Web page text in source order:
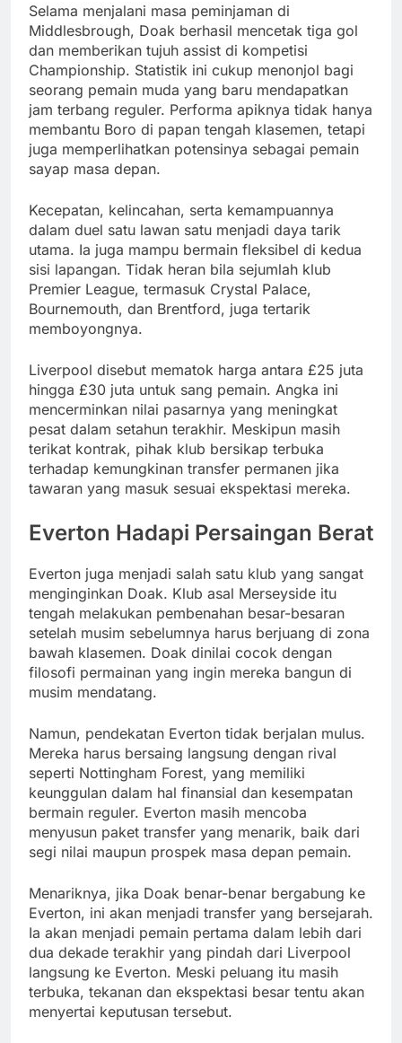
Selama menjalani masa peminjaman di
Middlesbrough, Doak berhasil mencetak tiga gol
dan memberikan tujuh assist di kompetisi
Championship. Statistik ini cukup menonjol bagi
seorang pemain muda yang baru mendapatkan
jam terbang reguler. Performa apiknya tidak hanya
membantu Boro di papan tengah klasemen, tetapi
juga memperlihatkan potensinya sebagai pemain
sayap masa depan.
Kecepatan, kelincahan, serta kemampuannya
dalam duel satu lawan satu menjadi daya tarik
utama. Ia juga mampu bermain fleksibel di kedua
sisi lapangan. Tidak heran bila sejumlah klub
Premier League, termasuk Crystal Palace,
Bournemouth, dan Brentford, juga tertarik
memboyongnya.
Liverpool disebut mematok harga antara £25 juta
hingga £30 juta untuk sang pemain. Angka ini
mencerminkan nilai pasarnya yang meningkat
pesat dalam setahun terakhir. Meskipun masih
terikat kontrak, pihak klub bersikap terbuka
terhadap kemungkinan transfer permanen jika
tawaran yang masuk sesuai ekspektasi mereka.
Everton Hadapi Persaingan Berat
Everton juga menjadi salah satu klub yang sangat
menginginkan Doak. Klub asal Merseyside itu
tengah melakukan pembenahan besar-besaran
setelah musim sebelumnya harus berjuang di zona
bawah klasemen. Doak dinilai cocok dengan
filosofi permainan yang ingin mereka bangun di
musim mendatang.
Namun, pendekatan Everton tidak berjalan mulus.
Mereka harus bersaing langsung dengan rival
seperti Nottingham Forest, yang memiliki
keunggulan dalam hal finansial dan kesempatan
bermain reguler. Everton masih mencoba
menyusun paket transfer yang menarik, baik dari
segi nilai maupun prospek masa depan pemain.
Menariknya, jika Doak benar-benar bergabung ke
Everton, ini akan menjadi transfer yang bersejarah.
Ia akan menjadi pemain pertama dalam lebih dari
dua dekade terakhir yang pindah dari Liverpool
langsung ke Everton. Meski peluang itu masih
terbuka, tekanan dan ekspektasi besar tentu akan
menyertai keputusan tersebut.